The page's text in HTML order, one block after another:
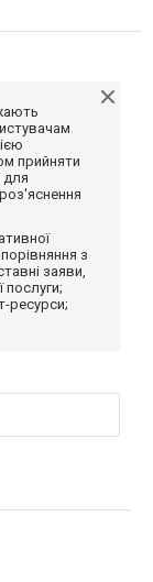
прийняти
для
з
заяви,
послуги;
ресурси;